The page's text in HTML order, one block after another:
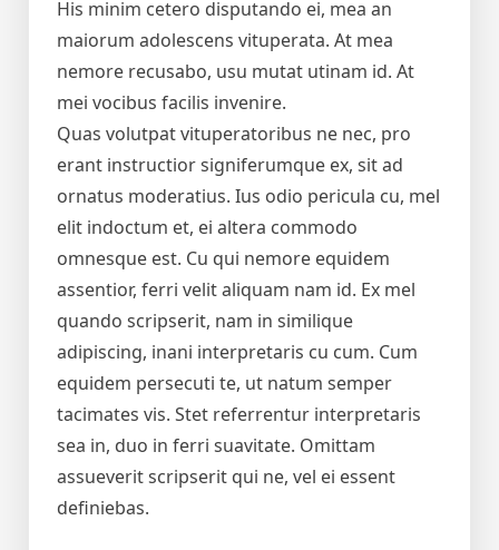
His minim cetero disputando ei, mea an
maiorum adolescens vituperata. At mea
nemore recusabo, usu mutat utinam id. At
mei vocibus facilis invenire.
Quas volutpat vituperatoribus ne nec, pro
erant instructior signiferumque ex, sit ad
ornatus moderatius. Ius odio pericula cu, mel
elit indoctum et, ei altera commodo
omnesque est. Cu qui nemore equidem
assentior, ferri velit aliquam nam id. Ex mel
quando scripserit, nam in similique
adipiscing, inani interpretaris cu cum. Cum
equidem persecuti te, ut natum semper
tacimates vis. Stet referrentur interpretaris
sea in, duo in ferri suavitate. Omittam
assueverit scripserit qui ne, vel ei essent
definiebas.